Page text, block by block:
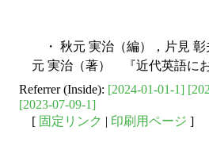
・ 秋元 実治（編），片見 彰
元 実治（著） 『近代英語に
Referrer (Inside): [2024-01-01-1]
[2023-07-09-1]
[ 固定リンク | 印刷用ページ ]